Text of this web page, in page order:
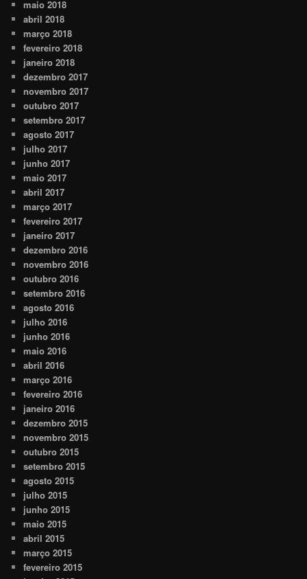
maio 2018
abril 2018
março 2018
fevereiro 2018
janeiro 2018
dezembro 2017
novembro 2017
outubro 2017
setembro 2017
agosto 2017
julho 2017
junho 2017
maio 2017
abril 2017
março 2017
fevereiro 2017
janeiro 2017
dezembro 2016
novembro 2016
outubro 2016
setembro 2016
agosto 2016
julho 2016
junho 2016
maio 2016
abril 2016
março 2016
fevereiro 2016
janeiro 2016
dezembro 2015
novembro 2015
outubro 2015
setembro 2015
agosto 2015
julho 2015
junho 2015
maio 2015
abril 2015
março 2015
fevereiro 2015